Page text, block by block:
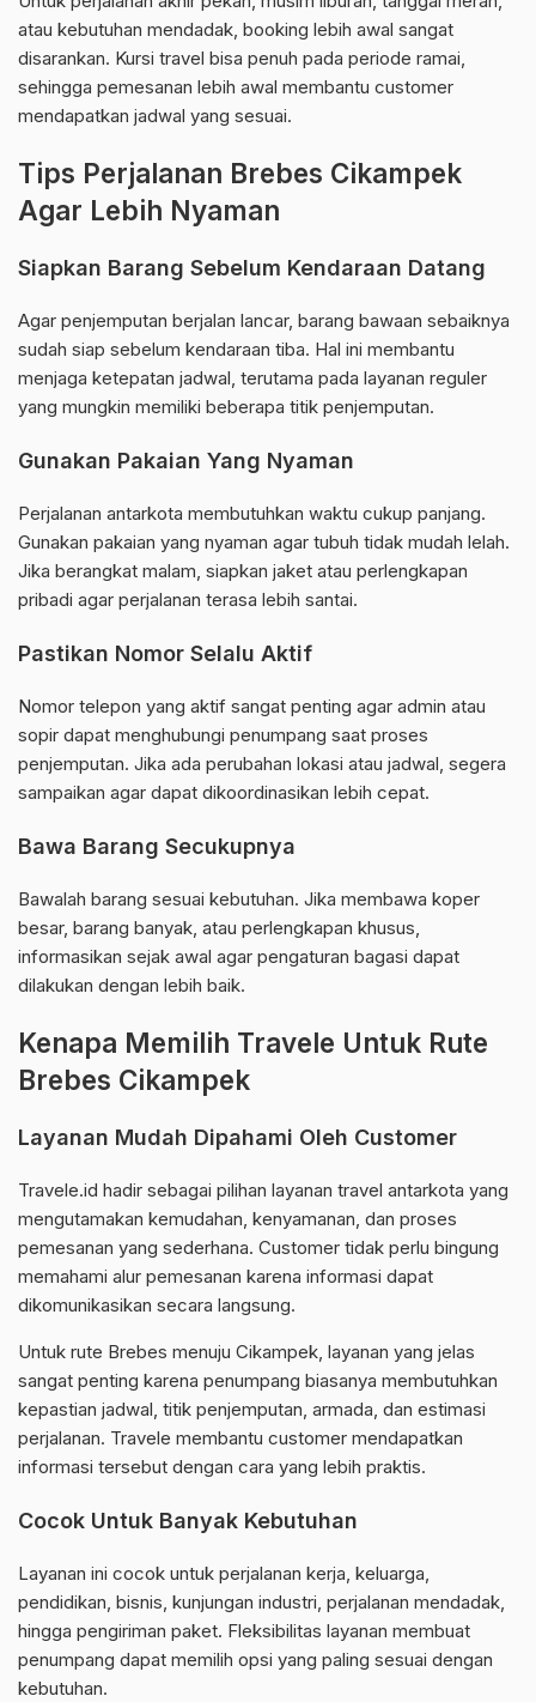
atau kebutuhan mendadak, booking lebih awal sangat
disarankan. Kursi travel bisa penuh pada periode ramai,
sehingga pemesanan lebih awal membantu customer
mendapatkan jadwal yang sesuai.
Tips Perjalanan Brebes Cikampek
Agar Lebih Nyaman
Siapkan Barang Sebelum Kendaraan Datang
Agar penjemputan berjalan lancar, barang bawaan sebaiknya
sudah siap sebelum kendaraan tiba. Hal ini membantu
menjaga ketepatan jadwal, terutama pada layanan reguler
yang mungkin memiliki beberapa titik penjemputan.
Gunakan Pakaian Yang Nyaman
Perjalanan antarkota membutuhkan waktu cukup panjang.
Gunakan pakaian yang nyaman agar tubuh tidak mudah lelah.
Jika berangkat malam, siapkan jaket atau perlengkapan
pribadi agar perjalanan terasa lebih santai.
Pastikan Nomor Selalu Aktif
Nomor telepon yang aktif sangat penting agar admin atau
sopir dapat menghubungi penumpang saat proses
penjemputan. Jika ada perubahan lokasi atau jadwal, segera
sampaikan agar dapat dikoordinasikan lebih cepat.
Bawa Barang Secukupnya
Bawalah barang sesuai kebutuhan. Jika membawa koper
besar, barang banyak, atau perlengkapan khusus,
informasikan sejak awal agar pengaturan bagasi dapat
dilakukan dengan lebih baik.
Kenapa Memilih Travele Untuk Rute
Brebes Cikampek
Layanan Mudah Dipahami Oleh Customer
Travele.id hadir sebagai pilihan layanan travel antarkota yang
mengutamakan kemudahan, kenyamanan, dan proses
pemesanan yang sederhana. Customer tidak perlu bingung
memahami alur pemesanan karena informasi dapat
dikomunikasikan secara langsung.
Untuk rute Brebes menuju Cikampek, layanan yang jelas
sangat penting karena penumpang biasanya membutuhkan
kepastian jadwal, titik penjemputan, armada, dan estimasi
perjalanan. Travele membantu customer mendapatkan
informasi tersebut dengan cara yang lebih praktis.
Cocok Untuk Banyak Kebutuhan
Layanan ini cocok untuk perjalanan kerja, keluarga,
pendidikan, bisnis, kunjungan industri, perjalanan mendadak,
hingga pengiriman paket. Fleksibilitas layanan membuat
penumpang dapat memilih opsi yang paling sesuai dengan
kebutuhan.